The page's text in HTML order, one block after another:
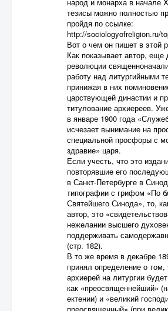
народ и монарха в начале
тезисы можно полностью
пройдя по ссылке:
http://sociologyofreligion.ru/
Вот о чем он пишет в этой
Как показывает автор, еще
революции
работу над литургийными
принижая в них
царствующей династии и
титулование архиереев.
в январе 1900 года
исчезает вынимание на
специальной просфоры с
здравие» царя.
Если учесть, что это
повторявшие его
в Санкт-Петербурге в
типографии с грифом «По
Святейшего Синода», то,
автор, это
нежелании высшего
поддерживать
(стр. 182).
В то же время в декабре
принял определение о том,
архиерей на литургии
как «преосвященнейший»
ектении) и «великий